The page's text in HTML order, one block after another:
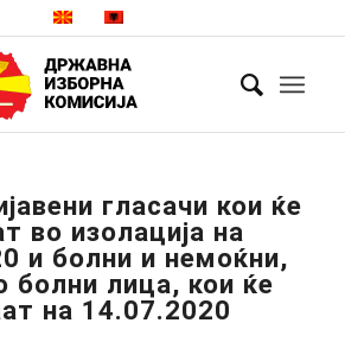
гласачи кои ќе
во изолација на
и болни и немоќни,
болни лица, кои ќе
на 14.07.2020